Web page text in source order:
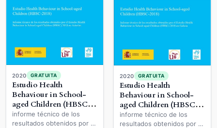
2020 GRATUITA
Estudio Health
Behaviour in School-
aged Children (HBSC-
2018)
informe técnico de los
resultados obtenidos por el
2020 GRATUITA
Estudio Health
Behaviour in School-
aged Children (HBSC-
2018)
informe técnico de los
resultados obtenidos por el